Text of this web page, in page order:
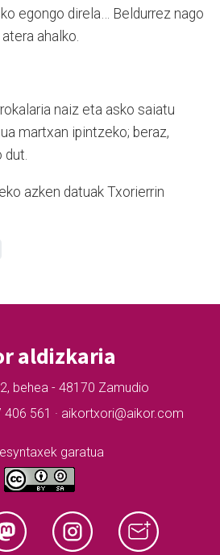
egongo direla… Beldurrez nago
ahalko.
naiz eta asko saiatu
martxan ipintzeko; beraz,
dut.
azken datuak Txorierrin
aldizkaria
behea - 48170 Zamudio
406 561 · aikortxori@aikor.com
garatua